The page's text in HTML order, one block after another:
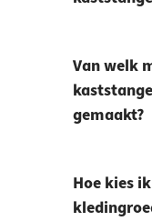
Van welk
gemaakt?
Hoe kies